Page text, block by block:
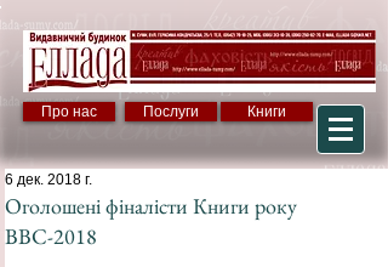
Про нас Послуги Книги
Оголошені фіналісти Книги року
ВВС-2018
6 дек. 2018 г.